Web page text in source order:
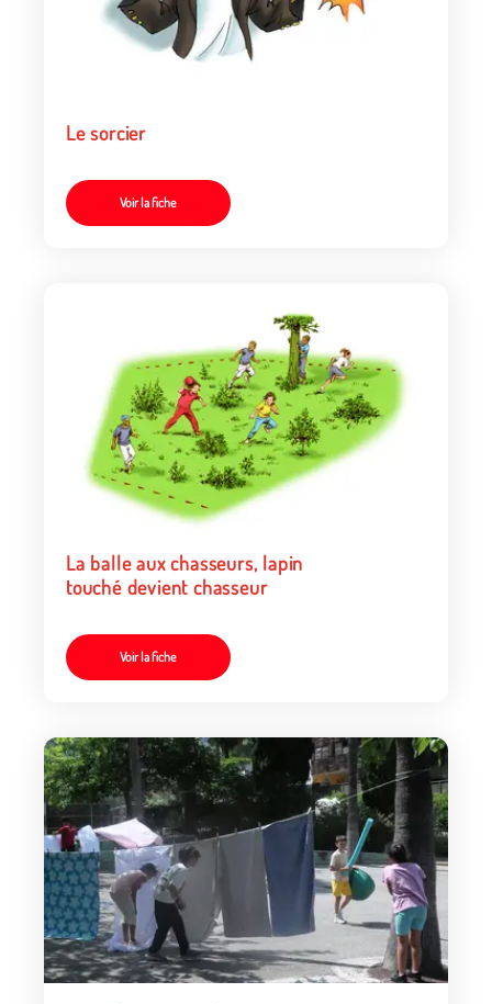
Le sorcier
Voir la fiche
La balle aux chasseurs, lapin
touché devient chasseur
Voir la fiche